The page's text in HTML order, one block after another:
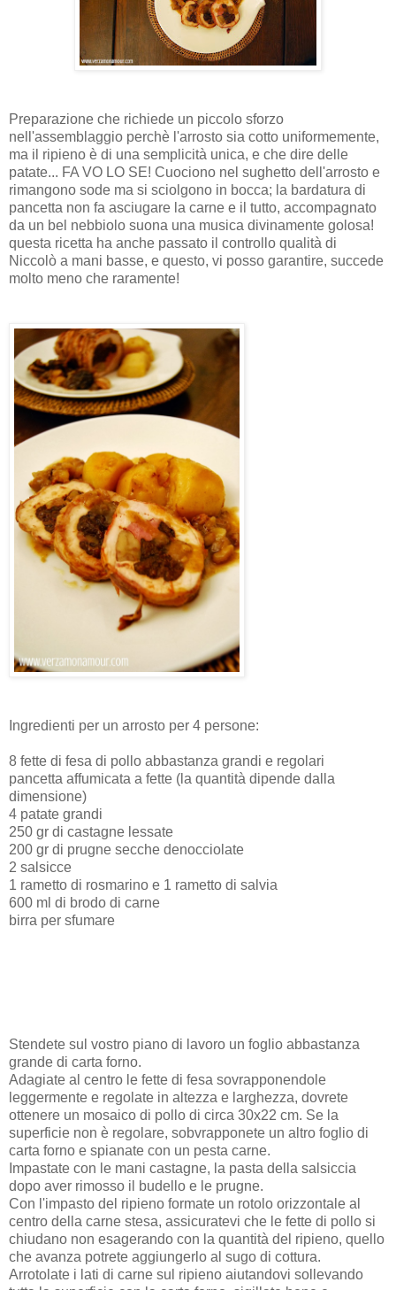
Preparazione che richiede un piccolo sforzo
nell'assemblaggio perchè l'arrosto sia cotto uniformemente,
ma il ripieno è di una semplicità unica, e che dire delle
patate... FA VO LO SE! Cuociono nel sughetto dell'arrosto e
rimangono sode ma si sciolgono in bocca; la bardatura di
pancetta non fa asciugare la carne e il tutto, accompagnato
da un bel nebbiolo suona una musica divinamente golosa!
questa ricetta ha anche passato il controllo qualità di
Niccolò a mani basse, e questo, vi posso garantire, succede
molto meno che raramente!
Ingredienti per un arrosto per 4 persone:
8 fette di fesa di pollo abbastanza grandi e regolari
pancetta affumicata a fette (la quantità dipende dalla
dimensione)
4 patate grandi
250 gr di castagne lessate
200 gr di prugne secche denocciolate
2 salsicce
1 rametto di rosmarino e 1 rametto di salvia
600 ml di brodo di carne
birra per sfumare
Stendete sul vostro piano di lavoro un foglio abbastanza
grande di carta forno.
Adagiate al centro le fette di fesa sovrapponendole
leggermente e regolate in altezza e larghezza, dovrete
ottenere un mosaico di pollo di circa 30x22 cm. Se la
superficie non è regolare, sobvrapponete un altro foglio di
carta forno e spianate con un pesta carne.
Impastate con le mani castagne, la pasta della salsiccia
dopo aver rimosso il budello e le prugne.
Con l'impasto del ripieno formate un rotolo orizzontale al
centro della carne stesa, assicuratevi che le fette di pollo si
chiudano non esagerando con la quantità del ripieno, quello
che avanza potrete aggiungerlo al sugo di cottura.
Arrotolate i lati di carne sul ripieno aiutandovi sollevando